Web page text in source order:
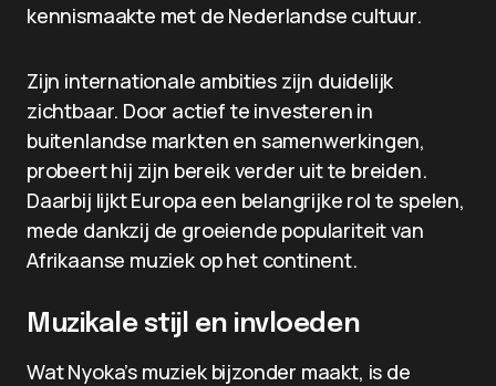
kennismaakte met de Nederlandse cultuur.
Zijn internationale ambities zijn duidelijk
zichtbaar. Door actief te investeren in
buitenlandse markten en samenwerkingen,
probeert hij zijn bereik verder uit te breiden.
Daarbij lijkt Europa een belangrijke rol te spelen,
mede dankzij de groeiende populariteit van
Afrikaanse muziek op het continent.
Muzikale stijl en invloeden
Wat Nyoka’s muziek bijzonder maakt, is de